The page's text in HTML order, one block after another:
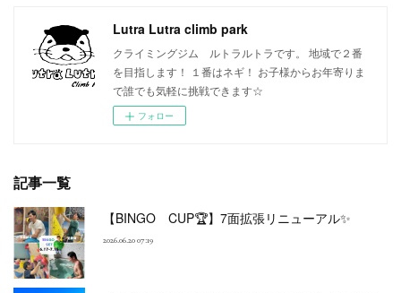
Lutra Lutra climb park
クライミングジム ルトラルトラです。 地域で２番
を目指します！ １番はネギ！ お子様からお年寄りま
で誰でも気軽に挑戦できます☆
フォロー
記事一覧
【BINGO CUP🏆】7面拡張リニューアル✨
2026.06.20 07:19